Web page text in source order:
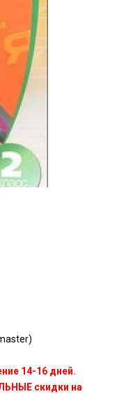
14-16 дней.
скидки на